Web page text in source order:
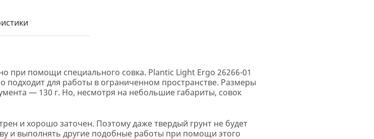
при помощи специального совка. Plantic Light Ergo 26266-01
для работы в ограниченном пространстве. Размеры
— 130 г. Но, несмотря на небольшие габариты, совок
и хорошо заточен. Поэтому даже твердый грунт не будет
и выполнять другие подобные работы при помощи этого